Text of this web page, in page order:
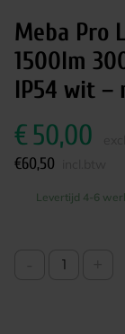
Meba Pro
1500lm
IP54 wit –
€50,00
€60,50
Levertijd 4-6